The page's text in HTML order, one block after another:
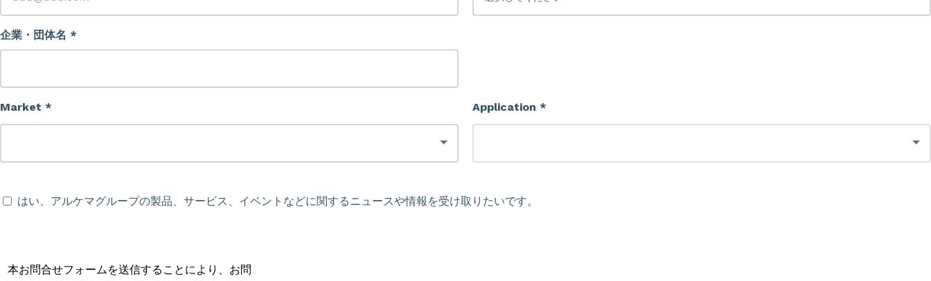
企業・団体名 *
Market * Application *
はい、アルケマグループの製品、サービス、イベントなどに関するニュースや情報を受け取りたいです。
本お問合せフォームを送信することにより、お問